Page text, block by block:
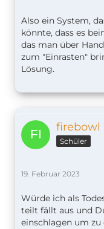
Also ein System,
könnte, dass es
das man über
zum "Einrasten"
Lösung.
firebowl
Schüler
19. Februar 2023
Würde ich als
teilt fällt aus und
einschlagen um